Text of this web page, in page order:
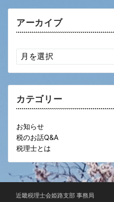
アーカイブ
ア
ー
カ
カテゴリー
お知らせ
税のお話Q&A
税理士とは
近畿税理士会姫路支部 事務局